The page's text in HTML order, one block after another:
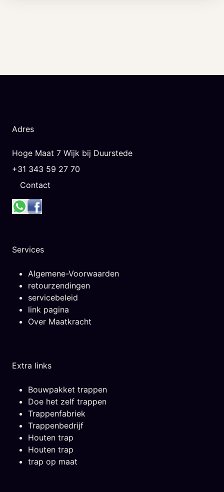
Adres
Hoge Maat 7 Wijk bij Duurstede
+31 343 59 27 70
Contact
Services
Algemene-Voorwaarden
retourzendingen
servicebeleid
link pagina
Over Maatkracht
Extra links
Bouwpakket trappen
Doe het zelf trappen
Trappenfabriek
Trappenbedrijf
Houten trap
Houten trap
trap op maat